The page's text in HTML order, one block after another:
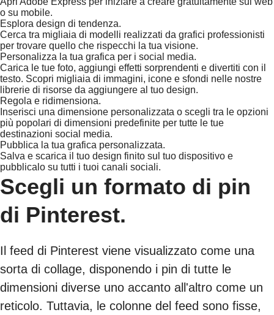
o su mobile.
Esplora design di tendenza.
Cerca tra migliaia di modelli realizzati da grafici professionisti
per trovare quello che rispecchi la tua visione.
Personalizza la tua grafica per i social media.
Carica le tue foto, aggiungi effetti sorprendenti e divertiti con il
testo. Scopri migliaia di immagini, icone e sfondi nelle nostre
librerie di risorse da aggiungere al tuo design.
Regola e ridimensiona.
Inserisci una dimensione personalizzata o scegli tra le opzioni
più popolari di dimensioni predefinite per tutte le tue
destinazioni social media.
Pubblica la tua grafica personalizzata.
Salva e scarica il tuo design finito sul tuo dispositivo e
pubblicalo su tutti i tuoi canali sociali.
Scegli un formato di pin
di Pinterest.
Il feed di Pinterest viene visualizzato come una
sorta di collage, disponendo i pin di tutte le
dimensioni diverse uno accanto all'altro come un
reticolo. Tuttavia, le colonne del feed sono fisse,